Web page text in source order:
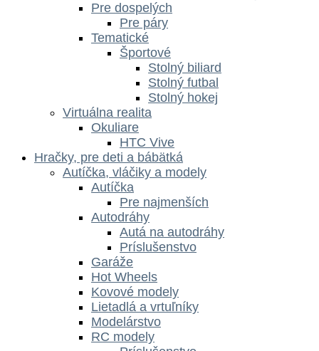
Pre dospelých
Pre páry
Tematické
Športové
Stolný biliard
Stolný futbal
Stolný hokej
Virtuálna realita
Okuliare
HTC Vive
Hračky, pre deti a bábätká
Autíčka, vláčiky a modely
Autíčka
Pre najmenších
Autodráhy
Autá na autodráhy
Príslušenstvo
Garáže
Hot Wheels
Kovové modely
Lietadlá a vrtuľníky
Modelárstvo
RC modely